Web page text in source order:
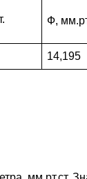
Ф,
14,195